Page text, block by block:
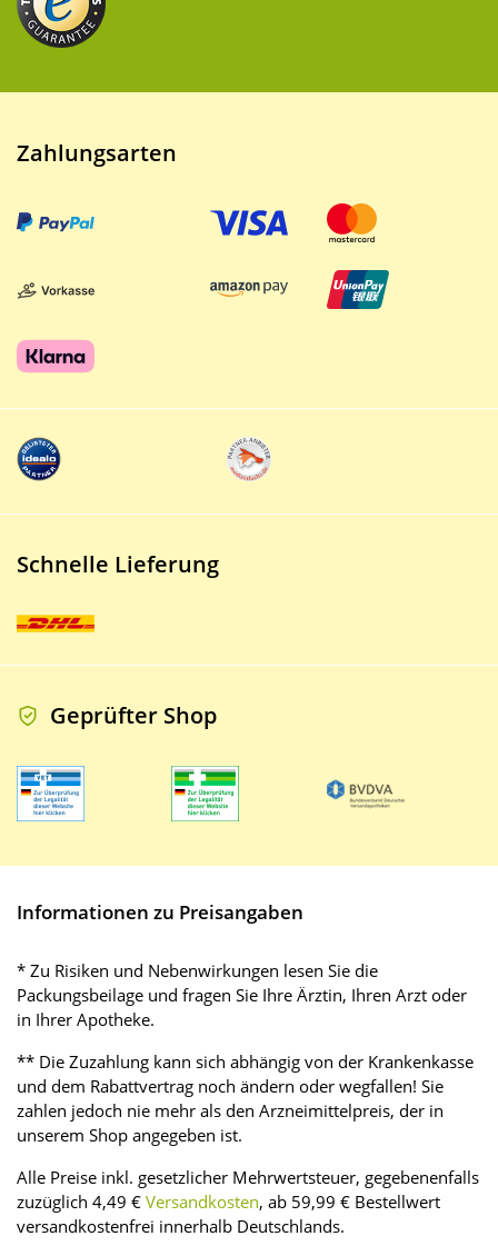
Zahlungsarten
Schnelle Lieferung
Geprüfter Shop
Informationen zu Preisangaben
* Zu Risiken und Nebenwirkungen lesen Sie die
Packungsbeilage und fragen Sie Ihre Ärztin, Ihren Arzt oder
in Ihrer Apotheke.
** Die Zuzahlung kann sich abhängig von der Krankenkasse
und dem Rabattvertrag noch ändern oder wegfallen! Sie
zahlen jedoch nie mehr als den Arzneimittelpreis, der in
unserem Shop angegeben ist.
Alle Preise inkl. gesetzlicher Mehrwertsteuer, gegebenenfalls
zuzüglich 4,49 € Versandkosten, ab 59,99 € Bestellwert
versandkostenfrei innerhalb Deutschlands.